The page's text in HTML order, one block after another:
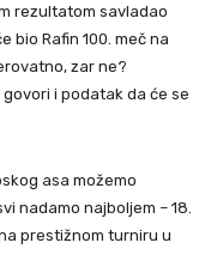
rezultatom savladao
bio Rafin 100. meč na
zar ne?
i podatak da će se
asa možemo
nadamo najboljem – 18.
prestižnom turniru u